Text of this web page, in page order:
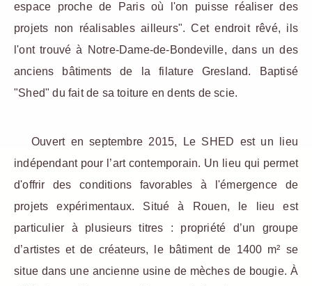
espace proche de Paris où l'on puisse réaliser des
projets non réalisables ailleurs". Cet endroit rêvé, ils
l'ont trouvé à Notre-Dame-de-Bondeville, dans un des
anciens bâtiments de la filature Gresland. Baptisé
"Shed" du fait de sa toiture en dents de scie.
Ouvert en septembre 2015, Le SHED est un lieu
indépendant pour l’art contemporain. Un lieu qui permet
d'offrir des conditions favorables à l'émergence de
projets expérimentaux. Situé à Rouen, le lieu est
particulier à plusieurs titres : propriété d’un groupe
d’artistes et de créateurs, le bâtiment de 1400 m² se
situe dans une ancienne usine de mèches de bougie. À